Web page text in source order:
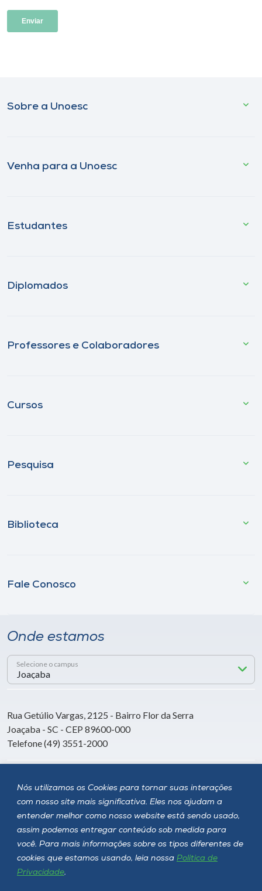
Nós utilizamos os Cookies para tornar suas interações
com nosso site mais significativa. Eles nos ajudam a
entender melhor como nosso website está sendo usado,
assim podemos entregar conteúdo sob medida para
você. Para mais informações sobre os tipos diferentes de
cookies que estamos usando, leia nossa Política de
Privacidade.
Sobre a Unoesc
Venha para a Unoesc
Estudantes
Diplomados
Professores e Colaboradores
Cursos
Pesquisa
Biblioteca
Fale Conosco
Onde estamos
Selecione o campus
Rua Getúlio Vargas, 2125 - Bairro Flor da Serra
Joaçaba - SC - CEP 89600-000
Telefone (49) 3551-2000
Siga a Unoesc